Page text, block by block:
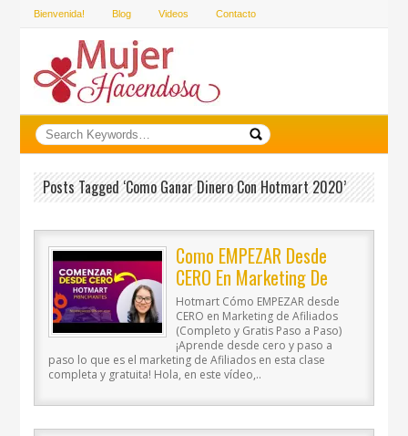
Bienvenida! Blog Videos Contacto
Posts Tagged ‘como Ganar Dinero Con Hotmart 2020’
Como EMPEZAR Desde
CERO En Marketing De
Afiliados
Hotmart Cómo EMPEZAR desde
CERO en Marketing de Afiliados
(Completo y Gratis Paso a Paso)
¡Aprende desde cero y paso a
paso lo que es el marketing de Afiliados en esta clase
completa y gratuita! Hola, en este vídeo,..